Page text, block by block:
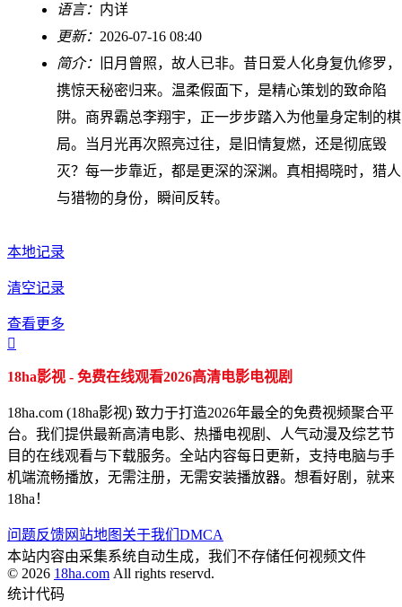
语言： 内详
更新： 2026-07-16 08:40
简介：
旧月曾照，故人已非。昔日爱人化身复仇修罗，
携惊天秘密归来。温柔假面下，是精心策划的致命陷
阱。商界霸总李翔宇，正一步步踏入为他量身定制的棋
局。当月光再次照亮过往，是旧情复燃，还是彻底毁
灭？每一步靠近，都是更深的深渊。真相揭晓时，猎人
与猎物的身份，瞬间反转。
本地记录
清空记录
查看更多

18ha影视 - 免费在线观看2026高清电影电视剧
18ha.com (18ha影视) 致力于打造2026年最全的免费视频聚合平
台。我们提供最新高清电影、热播电视剧、人气动漫及综艺节
目的在线观看与下载服务。全站内容每日更新，支持电脑与手
机端流畅播放，无需注册，无需安装播放器。想看好剧，就来
18ha！
问题反馈网站地图 关于我们 DMCA
本站内容由采集系统自动生成，我们不存储任何视频文件
© 2026 18ha.com All rights reservd.
统计代码